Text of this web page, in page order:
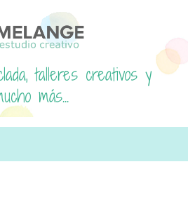
talleres creativos y
más...